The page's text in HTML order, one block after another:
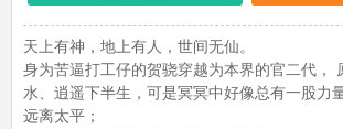
天上有神，地上有人，世间无仙。
身为苦逼打工仔的贺骁穿越为本界的官二代，
水、逍遥下半生，可是冥冥中好像总有一股力
远离太平；